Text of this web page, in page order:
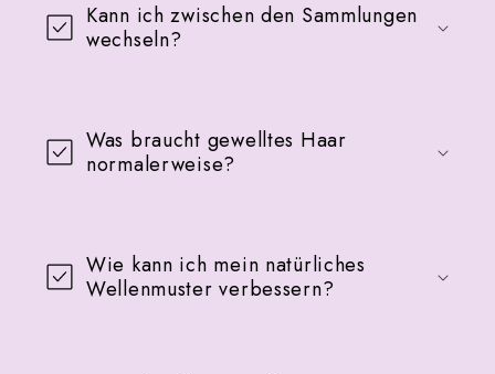
Kann ich zwischen den Sammlungen
wechseln?
Was braucht gewelltes Haar
normalerweise?
Wie kann ich mein natürliches
Wellenmuster verbessern?